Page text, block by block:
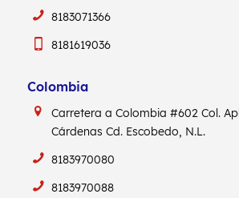
8183071366
8181619036
Colombia
Carretera a Colombia #602Col.
CárdenasCd. Escobedo, N.L.
8183970080
8183970088